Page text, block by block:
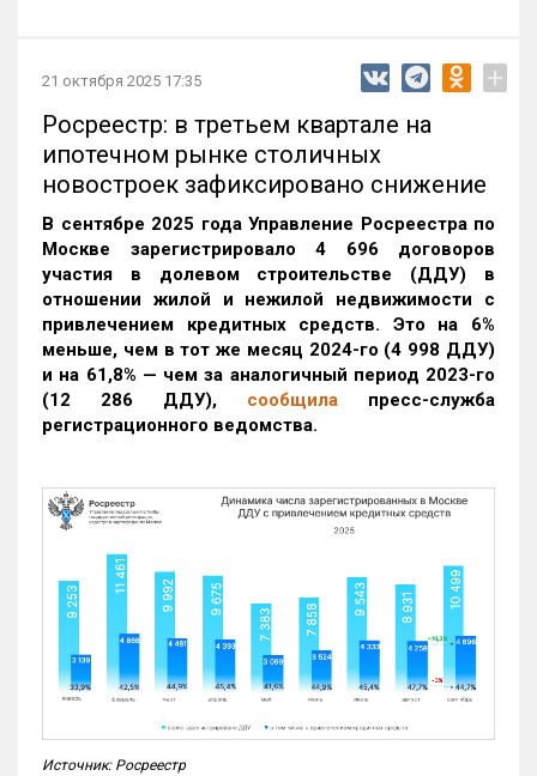
21 октября 2025 17:35 +
Росреестр: в третьем квартале на
ипотечном рынке столичных
новостроек зафиксировано снижение
В сентябре 2025 года Управление Росреестра по
Москве зарегистрировало 4 696 договоров
участия в долевом строительстве (ДДУ) в
отношении жилой и нежилой недвижимости с
привлечением кредитных средств. Это на 6%
меньше, чем в тот же месяц 2024-го (4 998 ДДУ)
и на 61,8% — чем за аналогичный период 2023-го
(12 286 ДДУ), сообщила пресс-служба
регистрационного ведомства.
Источник: Росреестр